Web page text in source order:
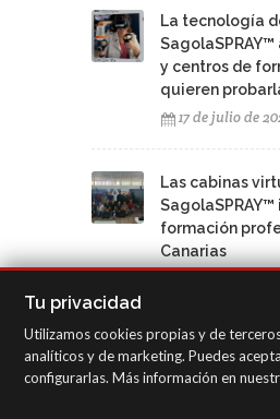
La tecnología
y centros de
quieren
17 de julio de
Las cabinas
formación
Canarias
Tu privacidad
Utilizamos cookies propias y de
analíticos y de marketing. Puedes
configurarlas. Más información en